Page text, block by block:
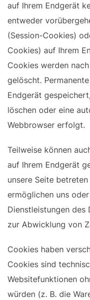
auf Ihrem Endgerät
entweder
(Session-Cookies)
Cookies) auf Ihrem
Cookies werden
gelöscht.
Endgerät
löschen oder eine
Webbrowser erfolgt.
Teilweise können
auf Ihrem Endgerät
unsere Seite
ermöglichen uns
Dienstleistungen des
zur Abwicklung von
Cookies haben
Cookies sind
Websitefunktionen
würden (z. B. die